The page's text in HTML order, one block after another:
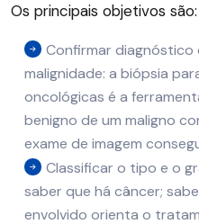
Os principais objetivos são:
Confirmar
malignidade: a biópsia
oncológicas é a
benigno de um maligno
exame de imagem
Classificar o tipo e o
saber que há câncer;
envolvido orienta o